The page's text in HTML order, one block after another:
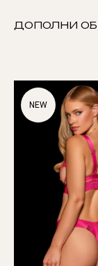
ДОПОЛНИ
NEW